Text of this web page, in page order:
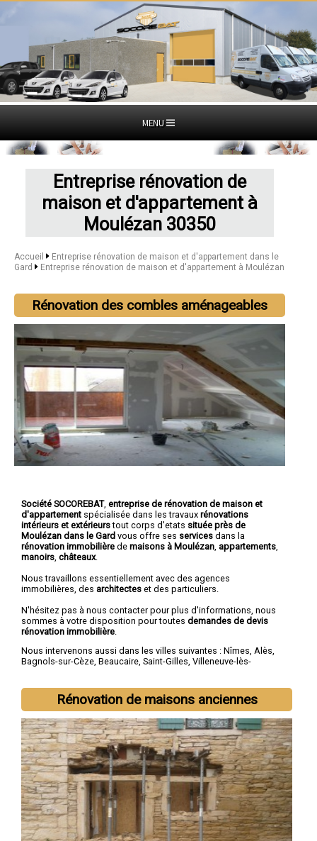
MENU
Entreprise rénovation de
maison et d'appartement à
Moulézan 30350
Accueil
Entreprise rénovation de maison et d'appartement dans le
Gard
Entreprise rénovation de maison et d'appartement à Moulézan
Rénovation des combles aménageables
Société SOCOREBAT, entreprise de rénovation de maison et
d'appartement spécialisée dans les travaux rénovations
intérieurs et extérieurstout corps d'etats située près de
Moulézan dans le Gard vous offre ses services dans la
rénovation immobilière de maisons à Moulézan appartements
manoirs châteaux.
Nous travaillons essentiellement avec des agences
immobilières, des architectes et des particuliers.
N'hésitez pas à nous contacter pour plus d'informations, nous
sommes à votre disposition pour toutes demandes de devis
rénovation immobilière
Nous intervenons aussi dans les villes suivantes : Nîmes, Alès,
Bagnols-sur-Cèze, Beaucaire, Saint-Gilles, Villeneuve-lès-
Rénovation de maisons anciennes